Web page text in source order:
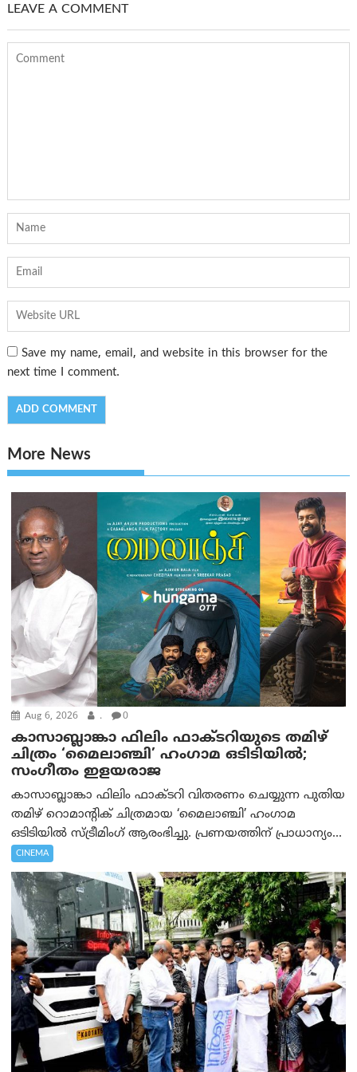
LEAVE A COMMENT
Save my name, email, and website in this browser for the
next time I comment.
More News
Aug 6, 2026 . 0
കാസാബ്ലാങ്കാ ഫിലിം ഫാക്ടറിയുടെ തമിഴ്
ചിത്രം ‘മൈലാഞ്ചി’ ഹംഗാമ ഒടിടിയിൽ;
സംഗീതം ഇളയരാജ
കാസാബ്ലാങ്കാ ഫിലിം ഫാക്ടറി വിതരണം ചെയ്യുന്ന പുതിയ
തമിഴ് റൊമാന്റിക് ചിത്രമായ ‘മൈലാഞ്ചി’ ഹംഗാമ
ഒടിടിയിൽ സ്ട്രീമിംഗ് ആരംഭിച്ചു. പ്രണയത്തിന് പ്രാധാന്യം...
CINEMA